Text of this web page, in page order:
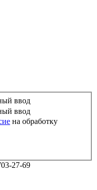
ввод
ввод
на обработку
27-69